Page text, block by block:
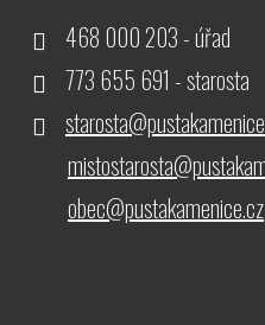
468 000 203 - úřad
773 655 691 - starosta
obec@pustakamenice.cz